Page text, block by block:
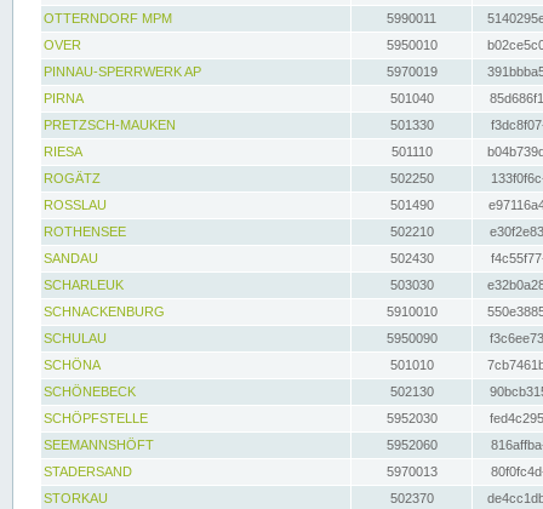
OTTERNDORF MPM
5990011
OVER
5950010
PINNAU-SPERRWERK AP
5970019
PIRNA
501040
PRETZSCH-MAUKEN
501330
RIESA
501110
ROGÄTZ
502250
ROSSLAU
501490
ROTHENSEE
502210
SANDAU
502430
SCHARLEUK
503030
SCHNACKENBURG
5910010
SCHULAU
5950090
SCHÖNA
501010
SCHÖNEBECK
502130
SCHÖPFSTELLE
5952030
SEEMANNSHÖFT
5952060
STADERSAND
5970013
STORKAU
502370